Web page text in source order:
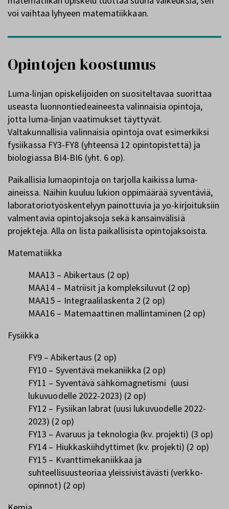
voi vaihtaa lyhyeen matematiikkaan.
Opintojen koostumus
Luma-linjan opiskelijoiden on suositeltavaa suorittaa
useasta luonnontiedeaineesta valinnaisia opintoja,
jotta luma-linjan vaatimukset täyttyvät.
Valtakunnallisia valinnaisia opintoja ovat esimerkiksi
fysiikassa FY3-FY8 (yhteensä 12 opintopistettä) ja
biologiassa BI4-BI6 (yht. 6 op).
Paikallisia lumaopintoja on tarjolla kaikissa luma-
aineissa. Näihin kuuluu lukion oppimäärää syventäviä,
laboratoriotyöskentelyyn painottuvia ja yo-kirjoituksiin
valmentavia opintojaksoja sekä kansainvälisiä
projekteja. Alla on lista paikallisista opintojaksoista.
Matematiikka
MAA13 – Abikertaus (2 op)
MAA14 – Matriisit ja kompleksiluvut (2 op)
MAA15 – Integraalilaskenta 2 (2 op)
MAA16 – Matemaattinen mallintaminen (2 op)
Fysiikka
FY9 – Abikertaus (2 op)
FY10 – Syventävä mekaniikka (2 op)
FY11 – Syventävä sähkömagnetismi (uusi
lukuvuodelle 2022-2023) (2 op)
FY12 – Fysiikan labrat (uusi lukuvuodelle 2022-
2023) (2 op)
FY13 – Avaruus ja teknologia (kv. projekti) (3 op)
FY14 – Hiukkaskiihdyttimet (kv. projekti) (2 op)
FY15 – Kvanttimekaniikkaa ja
suhteellisuusteoriaa yleissivistävästi (verkko-
opinnot) (2 op)